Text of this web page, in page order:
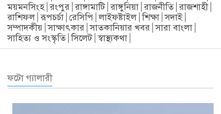
ময়মনসিংহ রংপুর রাঙ্গামাটি রাঙ্গুনিয়া রাজনীতি রাজশাহী
রাশিফল রূপচর্চা রেসিপি লাইফষ্টাইল শিক্ষা সদাই
সম্পাদকীয় সাক্ষাৎকার সাতকানিয়ার খবর সারা বাংলা
সাহিত্য ও সংস্কৃতি সিলেট স্বাস্থ্যকথা
ফটো গ্যালারী